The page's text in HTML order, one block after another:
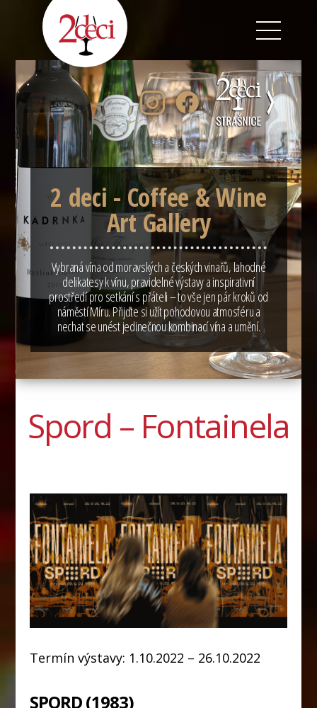
2
deci
Coffee
&
Wine
Art
Gallery
2 deci - Coffee & Wine
Art Gallery
Vybraná vína od moravských a českých vinařů, lahodné
delikatesy k vínu, pravidelné výstavy a inspirativní
prostředí pro setkání s přáteli – to vše jen pár kroků od
náměstí Míru. Přijďte si užít pohodovou atmosféru a
nechat se unést jedinečnou kombinací vína a umění.
Spord – Fontainela
Termín výstavy: 1.10.2022 – 26.10.2022
SPORD (1983)